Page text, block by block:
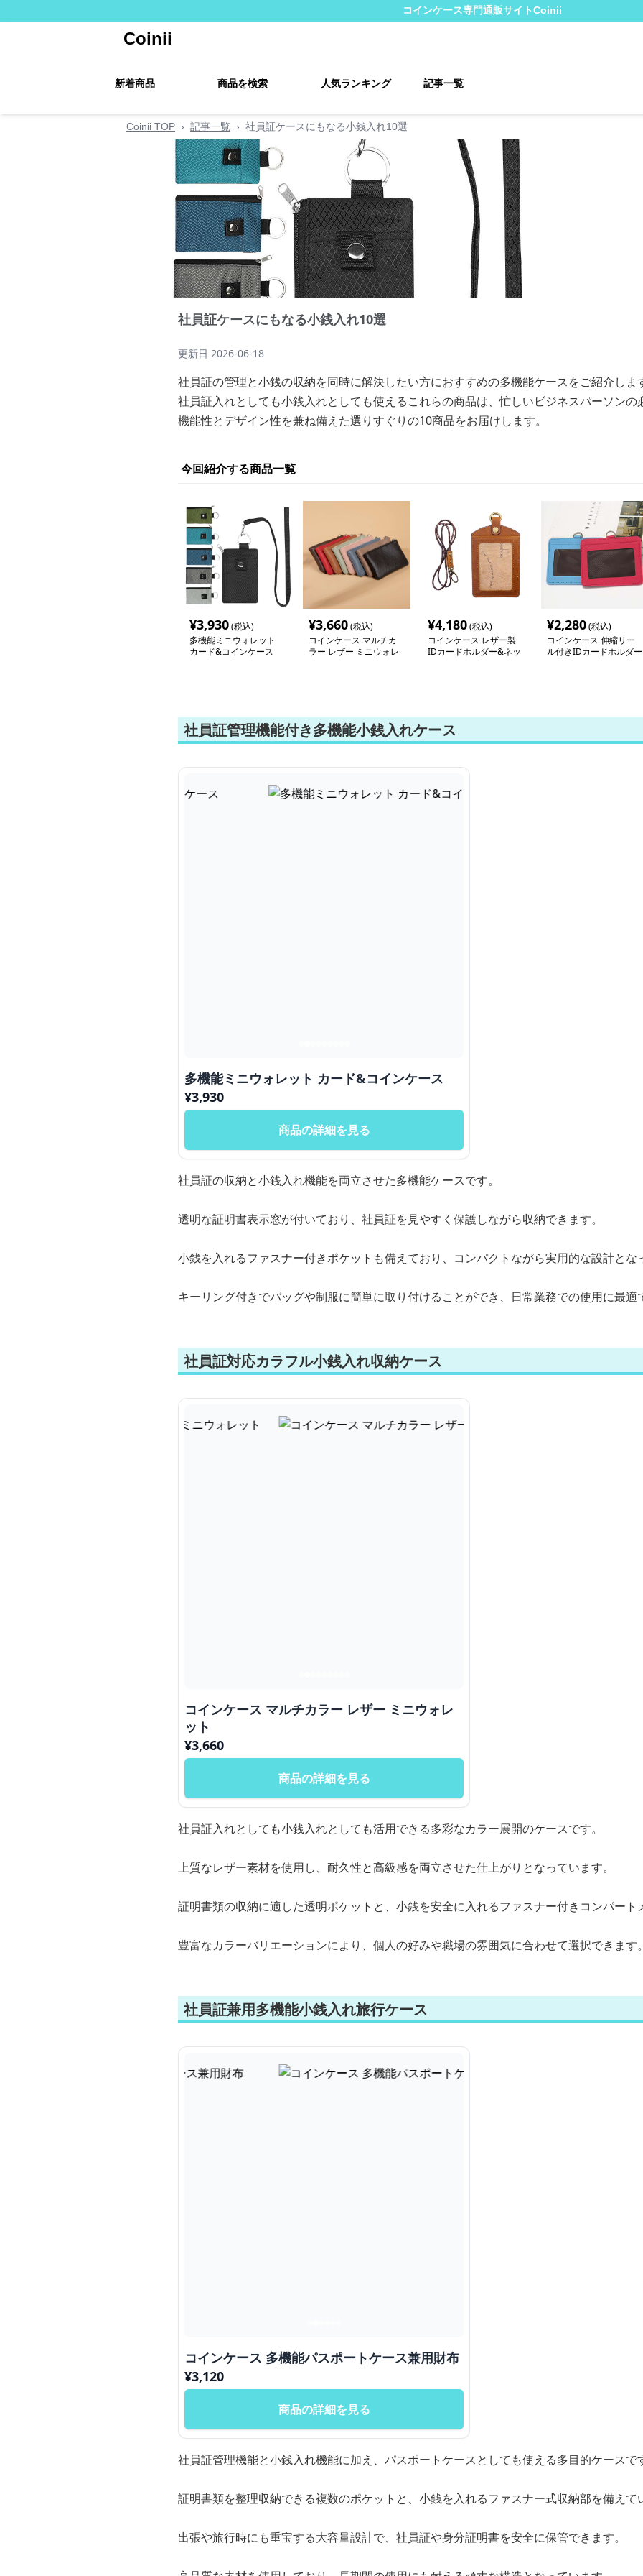
コインケース専門通販サイトCoinii
Coinii
新着商品 商品を検索 人気ランキング 記事一覧
Coinii TOP › 記事一覧 › 社員証ケースにもなる小銭入れ10選
社員証ケースにもなる小銭入れ10選
更新日 2026-06-18
社員証の管理と小銭の収納を同時に解決したい方におすすめの多機能ケースをご紹介しま
社員証入れとしても小銭入れとしても使えるこれらの商品は、忙しいビジネスパーソンの
機能性とデザイン性を兼ね備えた選りすぐりの10商品をお届けします。
今回紹介する商品一覧
¥3,930(税込)
多機能ミニウォレット
カード&コインケース
¥3,660(税込)
コインケース マルチカ
ラー レザー ミニウォレ
¥4,180(税込)
コインケース レザー製
IDカードホルダー&ネッ
¥2,280(税込)
コインケース 伸縮リー
ル付きIDカードホルダー
社員証管理機能付き多機能小銭入れケース
多機能ミニウォレット カード&コインケース
¥3,930
商品の詳細を見る
社員証の収納と小銭入れ機能を両立させた多機能ケースです。
透明な証明書表示窓が付いており、社員証を見やすく保護しながら収納できます。
小銭を入れるファスナー付きポケットも備えており、コンパクトながら実用的な設計とな
キーリング付きでバッグや制服に簡単に取り付けることができ、日常業務での使用に最適
社員証対応カラフル小銭入れ収納ケース
コインケース マルチカラー レザー ミニウォレ
ット
¥3,660
商品の詳細を見る
社員証入れとしても小銭入れとしても活用できる多彩なカラー展開のケースです。
上質なレザー素材を使用し、耐久性と高級感を両立させた仕上がりとなっています。
証明書類の収納に適した透明ポケットと、小銭を安全に入れるファスナー付きコンパー
豊富なカラーバリエーションにより、個人の好みや職場の雰囲気に合わせて選択できます
社員証兼用多機能小銭入れ旅行ケース
コインケース 多機能パスポートケース兼用財布
¥3,120
商品の詳細を見る
社員証管理機能と小銭入れ機能に加え、パスポートケースとしても使える多目的ケースで
証明書類を整理収納できる複数のポケットと、小銭を入れるファスナー式収納部を備えて
出張や旅行時にも重宝する大容量設計で、社員証や身分証明書を安全に保管できます。